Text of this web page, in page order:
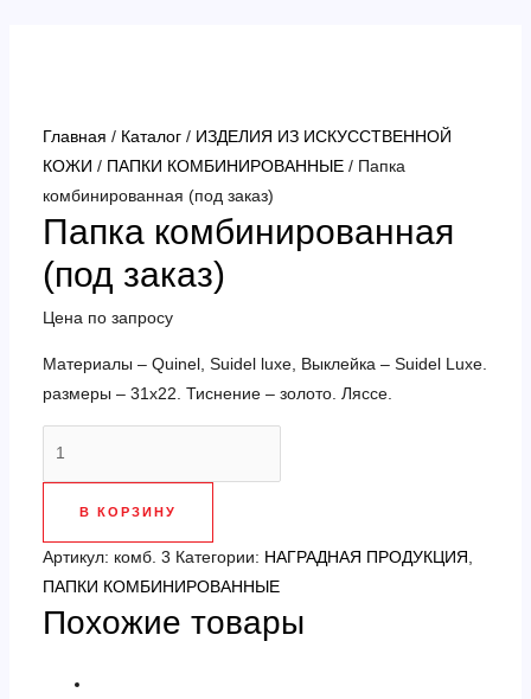
Главная / Каталог/ ИЗДЕЛИЯ ИЗ ИСКУССТВЕННОЙ
КОЖИ / ПАПКИ КОМБИНИРОВАННЫЕ/ Папка
комбинированная (под заказ)
Папка комбинированная
(под заказ)
Цена по запросу
Материалы – Quinel, Suidel luxe, Выклейка – Suidel Luxe.
размеры – 31х22. Тиснение – золото. Ляссе.
(под
заказ)
В КОРЗИНУ
Артикул: комб. 3 Категории: НАГРАДНАЯ ПРОДУКЦИЯ
ПАПКИ КОМБИНИРОВАННЫЕ
Похожие товары